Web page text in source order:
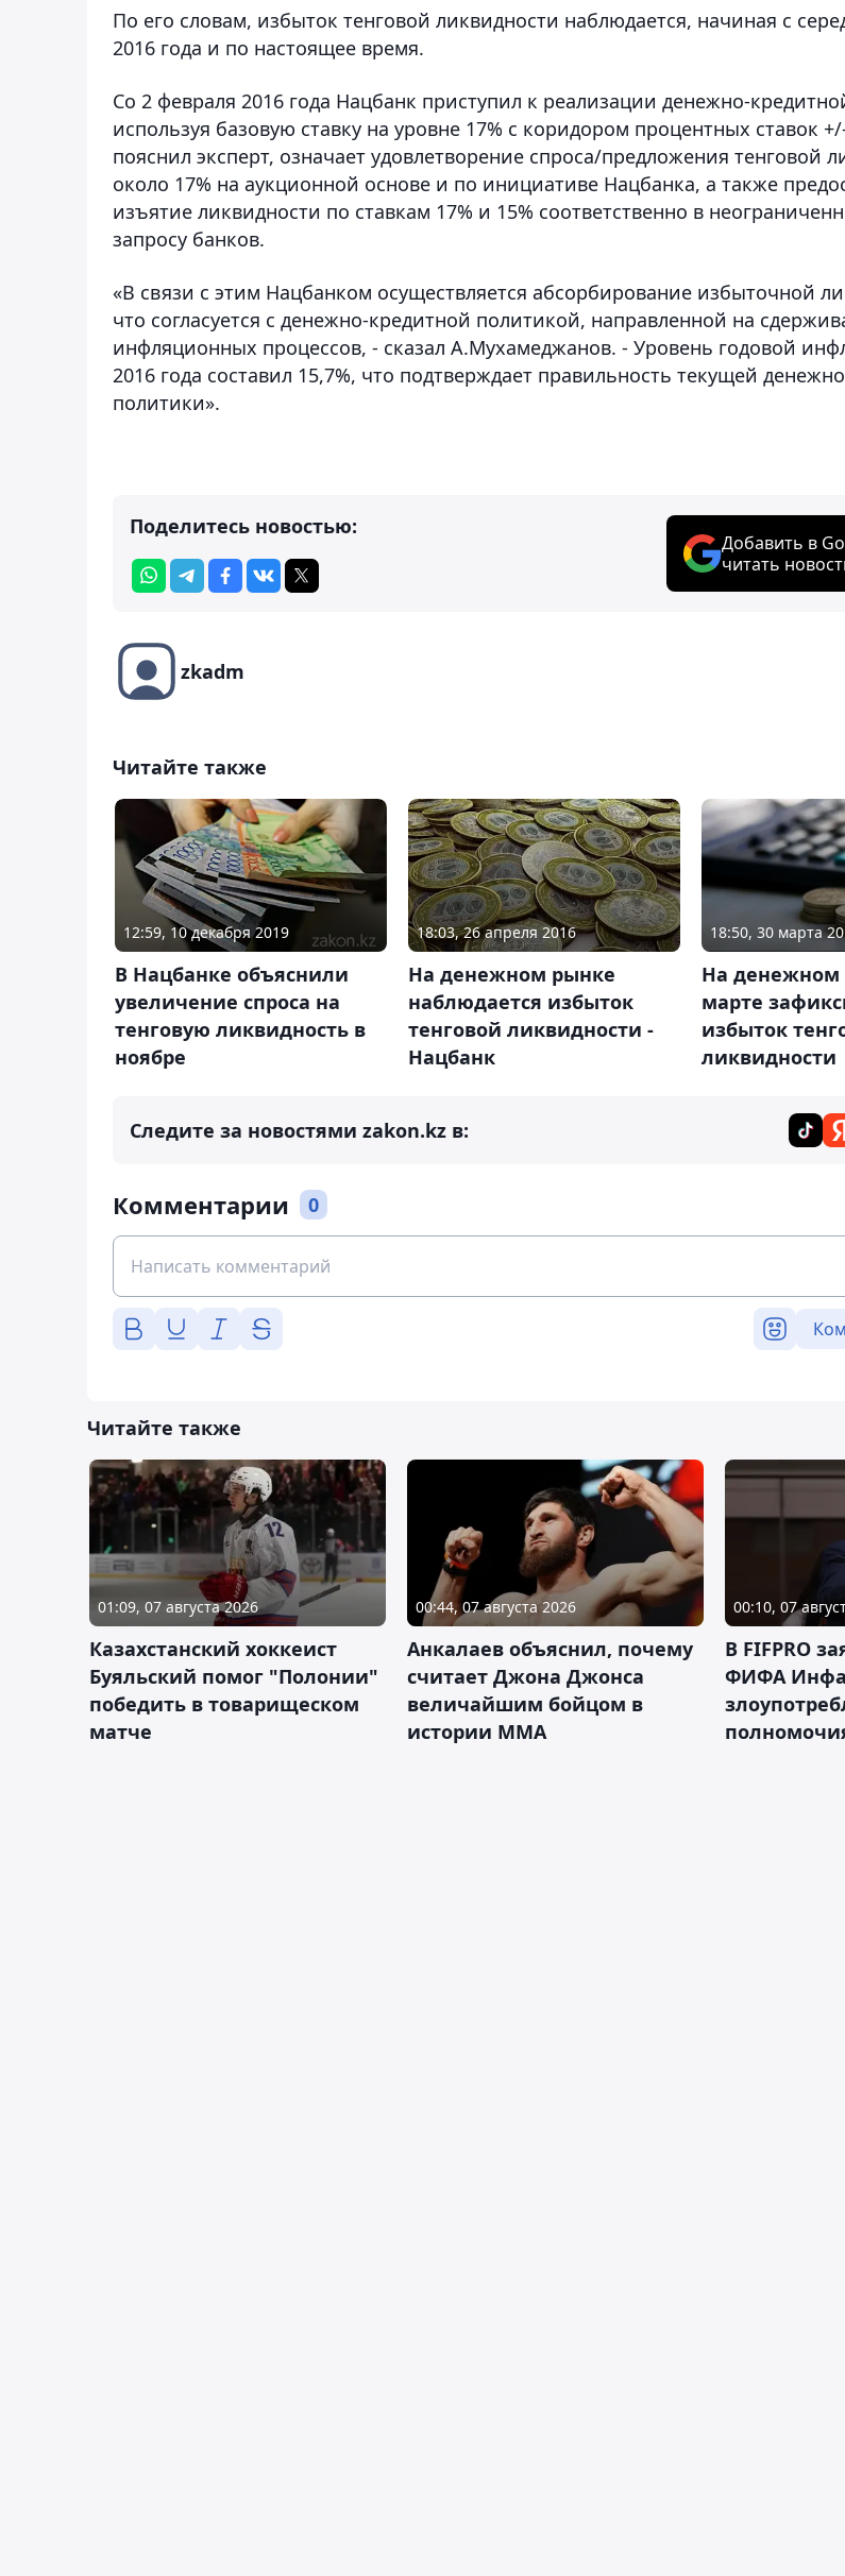
По его словам, избыток тенговой ликвидности наблюдается, начиная с
2016 года и по настоящее время.
Со 2 февраля 2016 года Нацбанк приступил к реализации денежно-
используя базовую ставку на уровне 17% с коридором процентных ставок
пояснил эксперт, означает удовлетворение спроса/предложения тенговой
около 17% на аукционной основе и по инициативе Нацбанка, а также
изъятие ликвидности по ставкам 17% и 15% соответственно в
запросу банков.
«В связи с этим Нацбанком осуществляется абсорбирование избыточной
что согласуется с денежно-кредитной политикой, направленной на
инфляционных процессов, - сказал А.Мухамеджанов. - Уровень годовой
2016 года составил 15,7%, что подтверждает правильность текущей
политики».
Поделитесь новостью:
Добавить в
читать
zkadm
Читайте также
12:59, 10 декабря 2019
В Нацбанке объяснили
увеличение спроса на
тенговую ликвидность в
ноябре
18:03, 26 апреля 2016
На денежном рынке
наблюдается избыток
тенговой ликвидности -
Нацбанк
18:50, 30 марта
На денежном
марте
избыток
ликвидности
Следите за новостями zakon.kz в:
Комментарии 0
Читайте также
01:09, 07 августа 2026
Казахстанский хоккеист
Буяльский помог "Полонии"
победить в товарищеском
матче
00:44, 07 августа 2026
Анкалаев объяснил, почему
считает Джона Джонса
величайшим бойцом в
истории ММА
00:10, 07
В FIFPRO
ФИФА